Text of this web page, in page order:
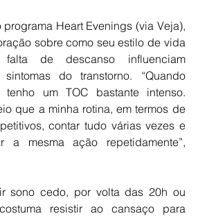
programa Heart Evenings (via Veja),
sobre como seu estilo de vida
de descanso influenciam
do transtorno. “Quando
tenho um TOC bastante intenso.
que a minha rotina, em termos de
contar tudo várias vezes e
a mesma ação repetidamente”,
sono cedo, por volta das 20h ou
resistir ao cansaço para